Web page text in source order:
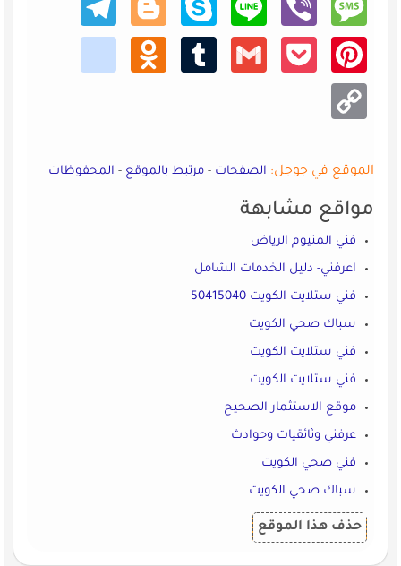
age
er
ram
Pinte
rest
Pocke
Gmail
Tumb
Odno
klass
niki
Copy
Link
الموقع في جوجل: الصفحات-مرتبط بالموقع-المحفوظات
مواقع مشابهة
فني المنيوم الرياض
اعرفني- دليل الخدمات الشامل
فني ستلايت الكويت 50415040
سباك صحي الكويت
فني ستلايت الكويت
فني ستلايت الكويت
موقع الاستثمار الصحيح
عرفني وثائقيات وحوادث
فني صحي الكويت
سباك صحي الكويت
حذف هذا الموقع